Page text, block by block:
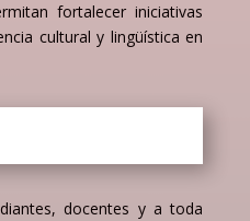
fortalecer iniciativas
cultural y lingüística en
docentes y a toda